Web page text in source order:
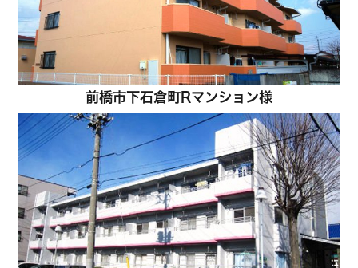
前橋市下石倉町Rマンション様